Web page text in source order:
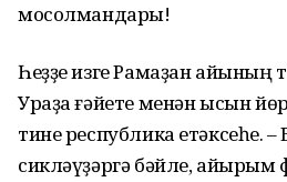
мосолмандары!
Һеҙҙе изге Рамаҙан
Ураҙа ғәйете менән ысын
тине республика етәксеһе.
сикләүҙәргә бәйле, айырым